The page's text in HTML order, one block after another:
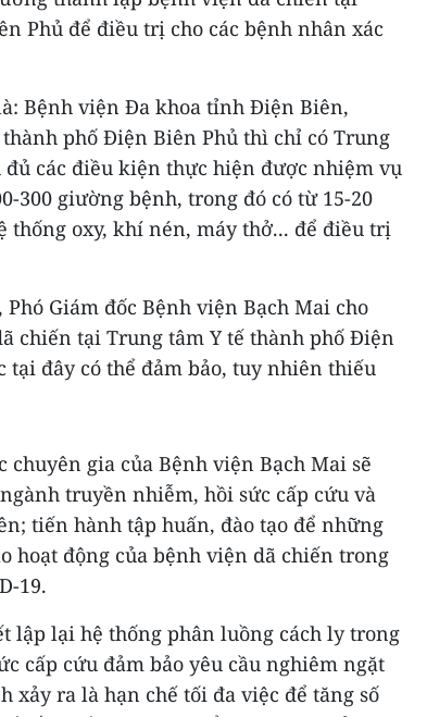
Phủ để điều trị cho các bệnh nhân xác
Bệnh viện Đa khoa tỉnh Điện Biên,
phố Điện Biên Phủ thì chỉ có Trung
các điều kiện thực hiện được nhiệm vụ
300 giường bệnh, trong đó có từ 15-20
thống oxy, khí nén, máy thở... để điều trị
Giám đốc Bệnh viện Bạch Mai cho
chiến tại Trung tâm Y tế thành phố Điện
tại đây có thể đảm bảo, tuy nhiên thiếu
gia của Bệnh viện Bạch Mai sẽ
truyền nhiễm, hồi sức cấp cứu và
tiến hành tập huấn, đào tạo để những
hoạt động của bệnh viện dã chiến trong
19.
lập lại hệ thống phân luồng cách ly trong
cấp cứu đảm bảo yêu cầu nghiêm ngặt
xảy ra là hạn chế tối đa việc để tăng số